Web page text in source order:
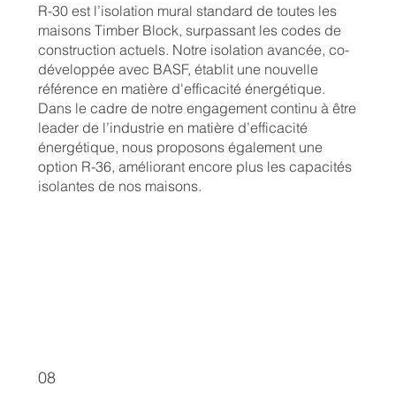
R-30 est l’isolation mural standard de toutes les
maisons Timber Block, surpassant les codes de
construction actuels. Notre isolation avancée, co-
développée avec BASF, établit une nouvelle
référence en matière d'efficacité énergétique.
Dans le cadre de notre engagement continu à être
leader de l’industrie en matière d’efficacité
énergétique, nous proposons également une
option R-36, améliorant encore plus les capacités
isolantes de nos maisons.
08